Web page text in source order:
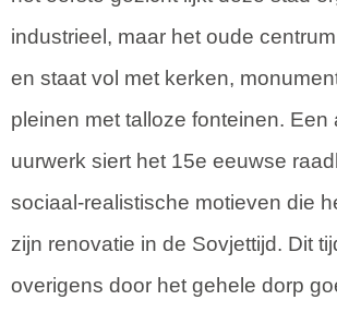
industrieel, maar het oude
en staat vol met kerken,
pleinen met talloze fonteinen. Een
uurwerk siert het 15e eeuwse
sociaal-realistische motieven die
zijn renovatie in de Sovjettijd. Dit
overigens door het gehele dorp